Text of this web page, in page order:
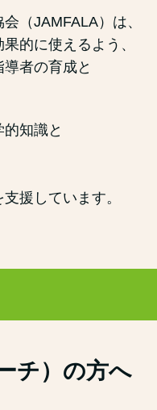
（JAMFALA）は、
的に使えるよう、
者の育成と
知識と
援しています。
チ）の方へ